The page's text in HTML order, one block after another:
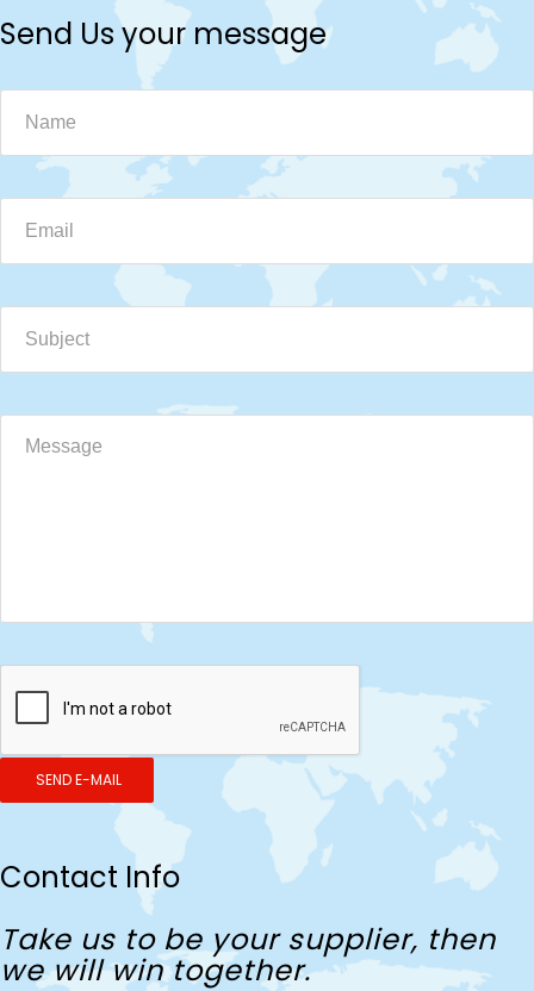
Send Us your message
SEND E-MAIL
Contact Info
Take us to be your supplier, then
we will win together.